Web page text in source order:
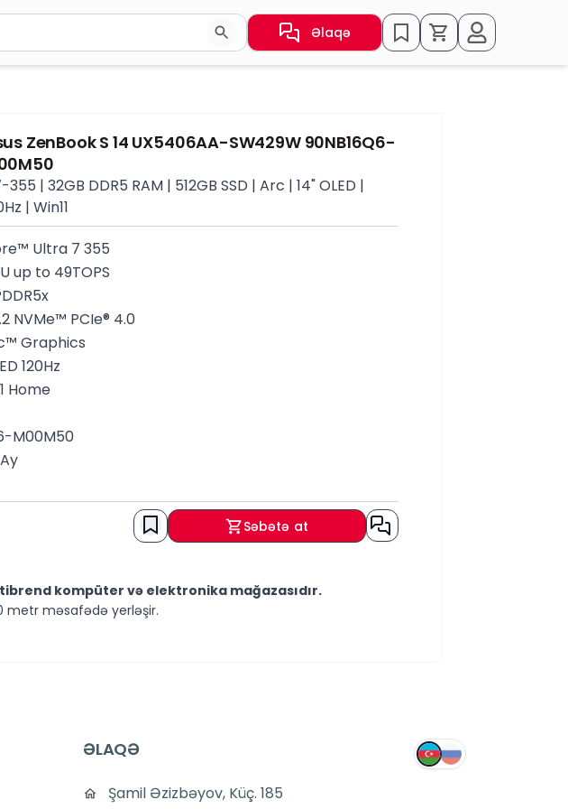
Enter düyməsini basın və ya nəticələr arasında keçid etmək üçün ox
Əlaqə
ZenBook S 14 UX5406AA-SW429W 90NB16Q6-
355 | 32GB DDR5 RAM | 512GB SSD | Arc | 14" OLED |
| Win11
Ultra 7 355
up to 49TOPS
NVMe™ PCIe® 4.0
Graphics
120Hz
Home
M00M50
Səbətə at
kompüter və elektronika mağazasıdır.
metr məsafədə yerləşir.
görməkdən məmnun olarıq.
ƏLAQƏ
Şamil Əzizbəyov, Küç. 185